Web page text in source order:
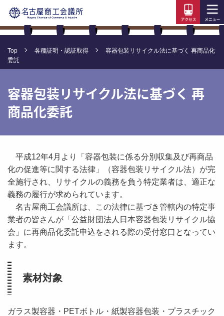
Top 各種証明・認証取得
容器包装リサイクル法に基づく 再商品化
委託
容器包装リサイクル法に基づく 再
商品化委託
平成12年4月より「容器包装に係る分別収集及び再商品
化の促進等に関する法律」（容器包装リサイクル法）が完
全施行され、リサイクルの義務を負う特定業者は、適正な
義務の履行が求められています。
名古屋商工会議所は、この法律に基づき管轄内の特定事
業者の皆さんが「公益財団法人日本容器包装リサイクル協
会」に再商品化委託申込をされる際の受付窓口となってい
ます。
素材対象
ガラス製容器・PETボトル・紙製容器包装・プラスチック